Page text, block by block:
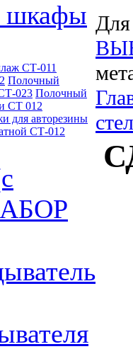
шкафы
СТ-011
Полочный
023 Полочный
СТ 012
для авторезины
СТ-012
Для